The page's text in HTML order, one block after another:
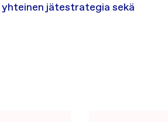
jätestrategia sekä